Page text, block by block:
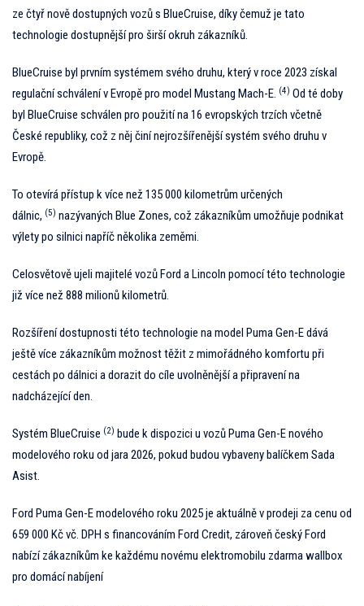
ze čtyř nově dostupných vozů s BlueCruise, díky čemuž je tato
technologie dostupnější pro širší okruh zákazníků.
BlueCruise byl prvním systémem svého druhu, který v roce 2023 získal
regulační schválení v Evropě pro model Mustang Mach-E. (4) Od té doby
byl BlueCruise schválen pro použití na 16 evropských trzích včetně
České republiky, což z něj činí nejrozšířenější systém svého druhu v
Evropě.
To otevírá přístup k více než 135 000 kilometrům určených
dálnic, (5) nazývaných Blue Zones, což zákazníkům umožňuje podnikat
výlety po silnici napříč několika zeměmi.
Celosvětově ujeli majitelé vozů Ford a Lincoln pomocí této technologie
již více než 888 milionů kilometrů.
Rozšíření dostupnosti této technologie na model Puma Gen-E dává
ještě více zákazníkům možnost těžit z mimořádného komfortu při
cestách po dálnici a dorazit do cíle uvolněnější a připravení na
nadcházející den.
Systém BlueCruise (2) bude k dispozici u vozů Puma Gen-E nového
modelového roku od jara 2026, pokud budou vybaveny balíčkem Sada
Asist.
Ford Puma Gen-E modelového roku 2025 je aktuálně v prodeji za cenu od
659 000 Kč vč. DPH s financováním Ford Credit, zároveň český Ford
nabízí zákazníkům ke každému novému elektromobilu zdarma wallbox
pro domácí nabíjení